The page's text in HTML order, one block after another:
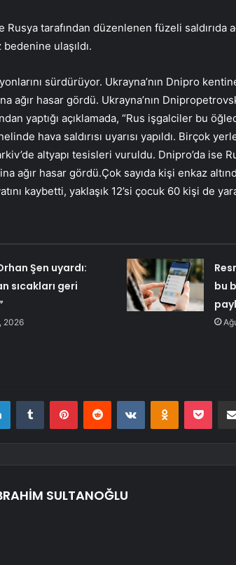
Rusya tarafından düzenlenen füzeli saldırıda
ulaşıldı.
sürdürüyor. Ukrayna’nın Dnipro
ağır hasar gördü. Ukrayna’nın
yaptığı açıklamada, “Rus işgalciler bu
hava saldırısı uyarısı yapıldı. Birçok
altyapı tesisleri vuruldu. Dnipro’da ise
ağır hasar gördü.Çok sayıda kişi enkaz
kaybetti, yaklaşık 12’si çocuk 60 kişi de
Şen uyardı:
sıcakları geri
2026
bu
LinkedInTumblr PinterestReddit VKontakteOdnoklassniki
Pocket
SULTANOĞLU